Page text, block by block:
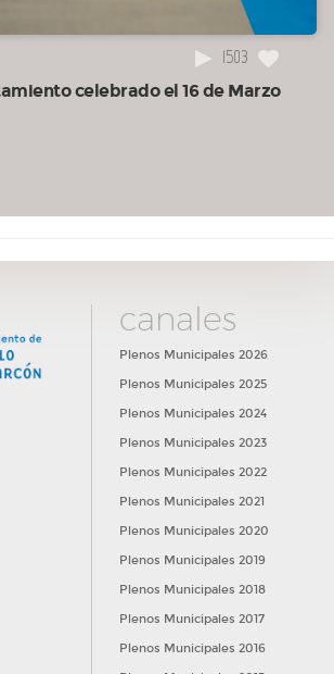
1503
celebrado el 16 de Marzo
canales
Plenos Municipales 2026
Plenos Municipales 2025
Plenos Municipales 2024
Plenos Municipales 2023
Plenos Municipales 2022
Plenos Municipales 2021
Plenos Municipales 2020
Plenos Municipales 2019
Plenos Municipales 2018
Plenos Municipales 2017
Plenos Municipales 2016